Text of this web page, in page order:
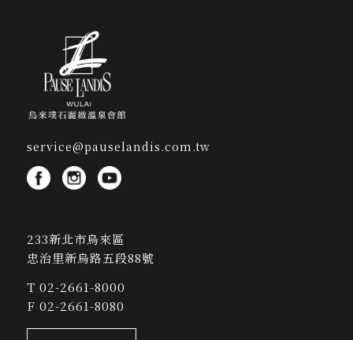
service@pauselandis.com.tw
233新北市烏來區
忠治里新烏路五段88號
T 02-2661-8000
F 02-2661-8080